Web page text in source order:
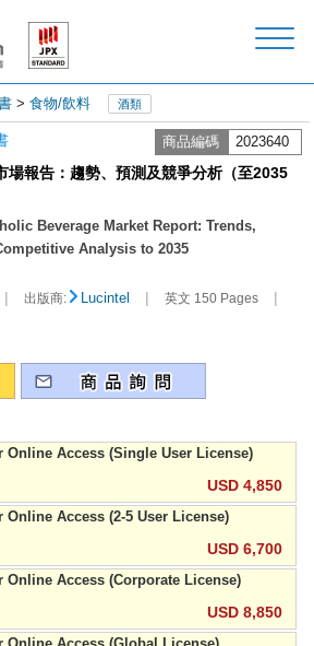
>食物/飲料 酒類
商品編碼 2023640
場報告：趨勢、預測及競爭分析（至2035
Beverage Market Report: Trends,
Analysis to 2035
| 出版商: Lucintel | 英文 150 Pages |
Online Access (Single User License)
USD 4,850
Online Access (2-5 User License)
USD 6,700
Online Access (Corporate License)
USD 8,850